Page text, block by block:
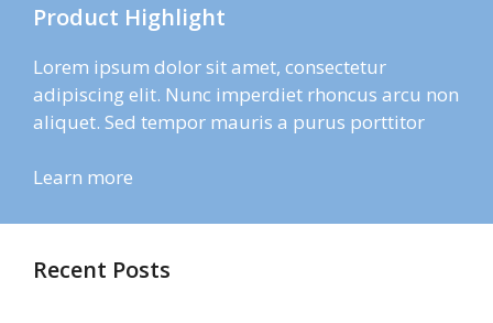
Product Highlight
Lorem ipsum dolor sit amet, consectetur
adipiscing elit. Nunc imperdiet rhoncus arcu non
aliquet. Sed tempor mauris a purus porttitor
Learn more
Recent Posts